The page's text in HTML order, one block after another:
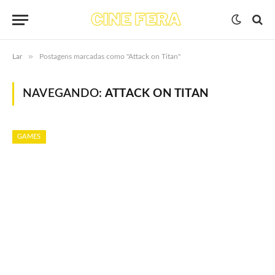
Lar » Postagens marcadas como "Attack on Titan"
NAVEGANDO:ATTACK ON TITAN
GAMES